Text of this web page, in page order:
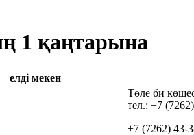
1 қаңтарына
елді мекен
Төле би
тел.: +7
+7 (7262)